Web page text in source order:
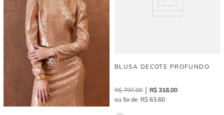
BLUSA DECOTE PROFUNDO
R$ 797,00 R$ 318,00
5
R$ 63,60